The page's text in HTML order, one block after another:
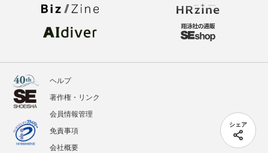
シェア
ヘルプ
著作権・リンク
会員情報管理
免責事項
会社概要